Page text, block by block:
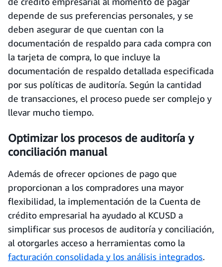
depende de sus preferencias personales, y se
deben asegurar de que cuentan con la
documentación de respaldo para cada compra con
la tarjeta de compra, lo que incluye la
documentación de respaldo detallada especificada
por sus políticas de auditoría. Según la cantidad
de transacciones, el proceso puede ser complejo y
llevar mucho tiempo.
Optimizar los procesos de auditoría y
conciliación manual
Además de ofrecer opciones de pago que
proporcionan a los compradores una mayor
flexibilidad, la implementación de la Cuenta de
crédito empresarial ha ayudado al KCUSD a
simplificar sus procesos de auditoría y conciliación,
al otorgarles acceso a herramientas como la
facturación consolidada y los análisis integrados.